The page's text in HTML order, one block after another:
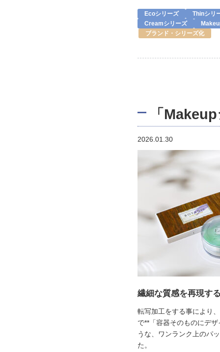
Ecoシリーズ
Thinシリ
Creamシリーズ
ブランド・シリーズ化
「
2026.01.30
繊細な質感を再現す
転写加工をする事により
で**「容器そのものにデ
うな、ワンランク上のパ
た。